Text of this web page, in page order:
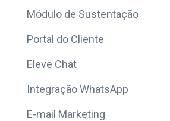
Módulo de Sustentação
Portal do Cliente
Eleve Chat
Integração WhatsApp
E-mail Marketing